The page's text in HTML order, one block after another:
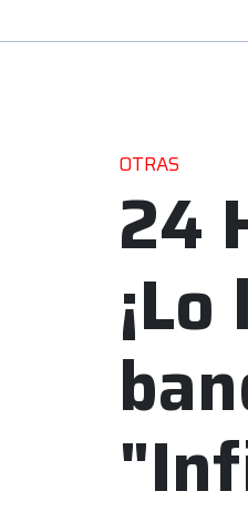
OTRAS
24